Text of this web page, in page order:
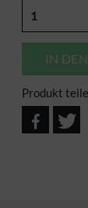
IN DEN
Produkt